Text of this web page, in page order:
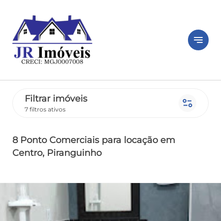
notes
Filtrar imóveis
7 filtros ativos page_info
8 Ponto Comerciais para locaçãoem
Centro, Piranguinho